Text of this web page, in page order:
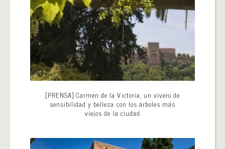
[PRENSA] Carmen de la Victoria, un vivero de
sensibilidad y belleza con los árboles más
viejos de la ciudad